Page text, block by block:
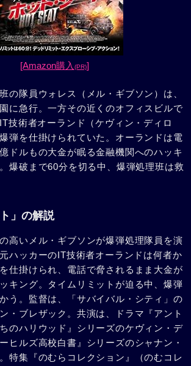
[Amazon購入 (PR)]
の隊員ウォレス（メル・ギブソン）は、
に急行。一方その近くのオフィスビルで
技術者オーランド（ケヴィン・ディロ
弾を仕掛けられていた。オーランドは電
ドルもの大金が眠る金融機関へのハッキ
爆破まで60分を切る中、爆弾処理班は救
」の解説
高いメル・ギブソンが爆弾処理隊員を演
ハッカーのIT技術者オーランドは何者か
仕掛けられ、電話で脅されるまま大金が
キング。タイムリミットが迫る中、爆弾
う。監督は、「サバイバル・シティ」の
・ブレザック。共演は、ドラマ『アント
のハリウッド』シリーズのケヴィン・デ
ヒルズ高校白書』シリーズのシャナン・
特集『のむらコレクション』（のむコレ